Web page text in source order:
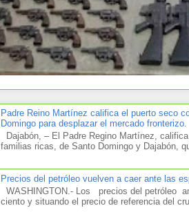
Padre Reino Martínez califica el puerto seco
Domingo para desplazar el mercado fronterizo.
Dajabón, – El Padre Regino Martínez,
familias ricas, de Santo Domingo y Dajabón,
Precios del petróleo vuelven a caer ante las
WASHINGTON.- Los precios del petróleo
ciento y situando el precio de referencia del